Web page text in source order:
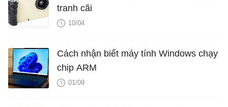
tranh cãi
10/04
Cách nhận biết máy tính Windows chạy
chip ARM
01/09